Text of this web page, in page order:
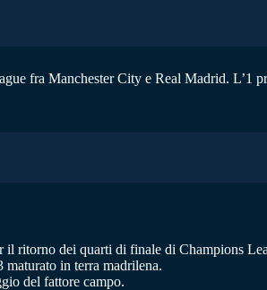
fra Manchester City e Real Madrid. L’1
il ritorno dei quarti di finale di Champions
maturato in terra madrilena.
del fattore campo.